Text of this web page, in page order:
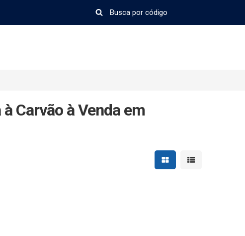
Carvão à Venda em
Mostrar resultados em
Mostrar